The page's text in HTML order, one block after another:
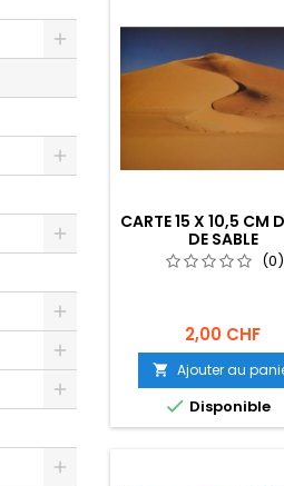
CARTE 15 X 10,5 CM
DE SABLE
(0)
2,00 CHF
 Ajouter au
 Disponible